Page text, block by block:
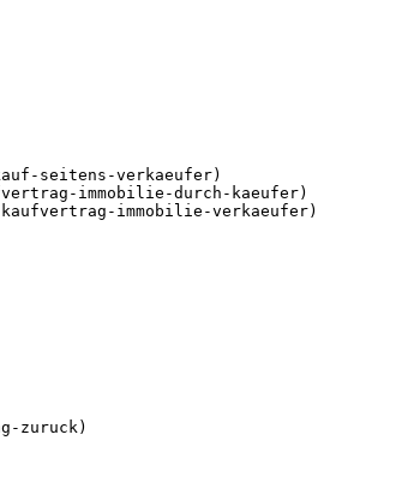
seitens-verkaeufer)
immobilie-durch-kaeufer)
immobilie-verkaeufer)